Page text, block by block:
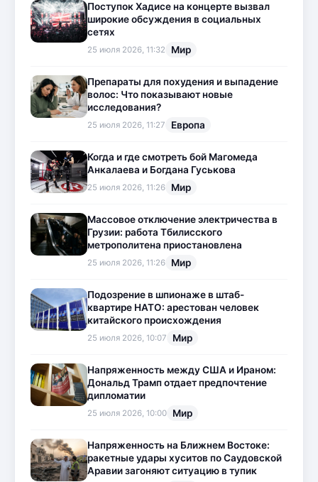
Поступок Хадисе на концерте вызвал
широкие обсуждения в социальных
сетях
25 июля 2026, 11:32 Мир
Препараты для похудения и выпадение
волос: Что показывают новые
исследования?
25 июля 2026, 11:27 Европа
Когда и где смотреть бой Магомеда
Анкалаева и Богдана Гуськова
25 июля 2026, 11:26 Мир
Массовое отключение электричества в
Грузии: работа Тбилисского
метрополитена приостановлена
25 июля 2026, 11:26 Мир
Подозрение в шпионаже в штаб-
квартире НАТО: арестован человек
китайского происхождения
25 июля 2026, 10:07 Мир
Напряженность между США и Ираном:
Дональд Трамп отдает предпочтение
дипломатии
25 июля 2026, 10:00 Мир
Напряженность на Ближнем Востоке:
ракетные удары хуситов по Саудовской
Аравии загоняют ситуацию в тупик